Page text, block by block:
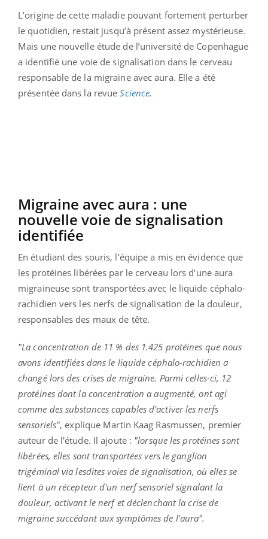
L’origine de cette maladie pouvant fortement perturber
le quotidien, restait jusqu’à présent assez mystérieuse.
Mais une nouvelle étude de l’université de Copenhague
a identifié une voie de signalisation dans le cerveau
responsable de la migraine avec aura. Elle a été
présentée dans la revueScience.
Migraine avec aura : une
nouvelle voie de signalisation
identifiée
En étudiant des souris, l’équipe a mis en évidence que
les protéines libérées par le cerveau lors d'une aura
migraineuse sont transportées avec le liquide céphalo-
rachidien vers les nerfs de signalisation de la douleur,
responsables des maux de tête.
"La concentration de 11 % des 1.425 protéines que nous
avons identifiées dans le liquide céphalo-rachidien a
changé lors des crises de migraine. Parmi celles-ci, 12
protéines dont la concentration a augmenté, ont agi
comme des substances capables d'activer les nerfs
sensoriels", explique Martin Kaag Rasmussen, premier
auteur de l'étude. Il ajoute : "lorsque les protéines sont
libérées, elles sont transportées vers le ganglion
trigéminal via lesdites voies de signalisation, où elles se
lient à un récepteur d'un nerf sensoriel signalant la
douleur, activant le nerf et déclenchant la crise de
migraine succédant aux symptômes de l'aura".